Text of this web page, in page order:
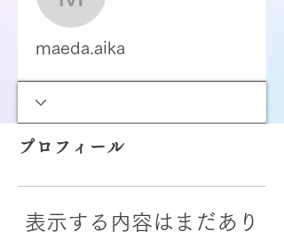
maeda.aika
maeda.aika
プロフィール
表示する内容はまだあり